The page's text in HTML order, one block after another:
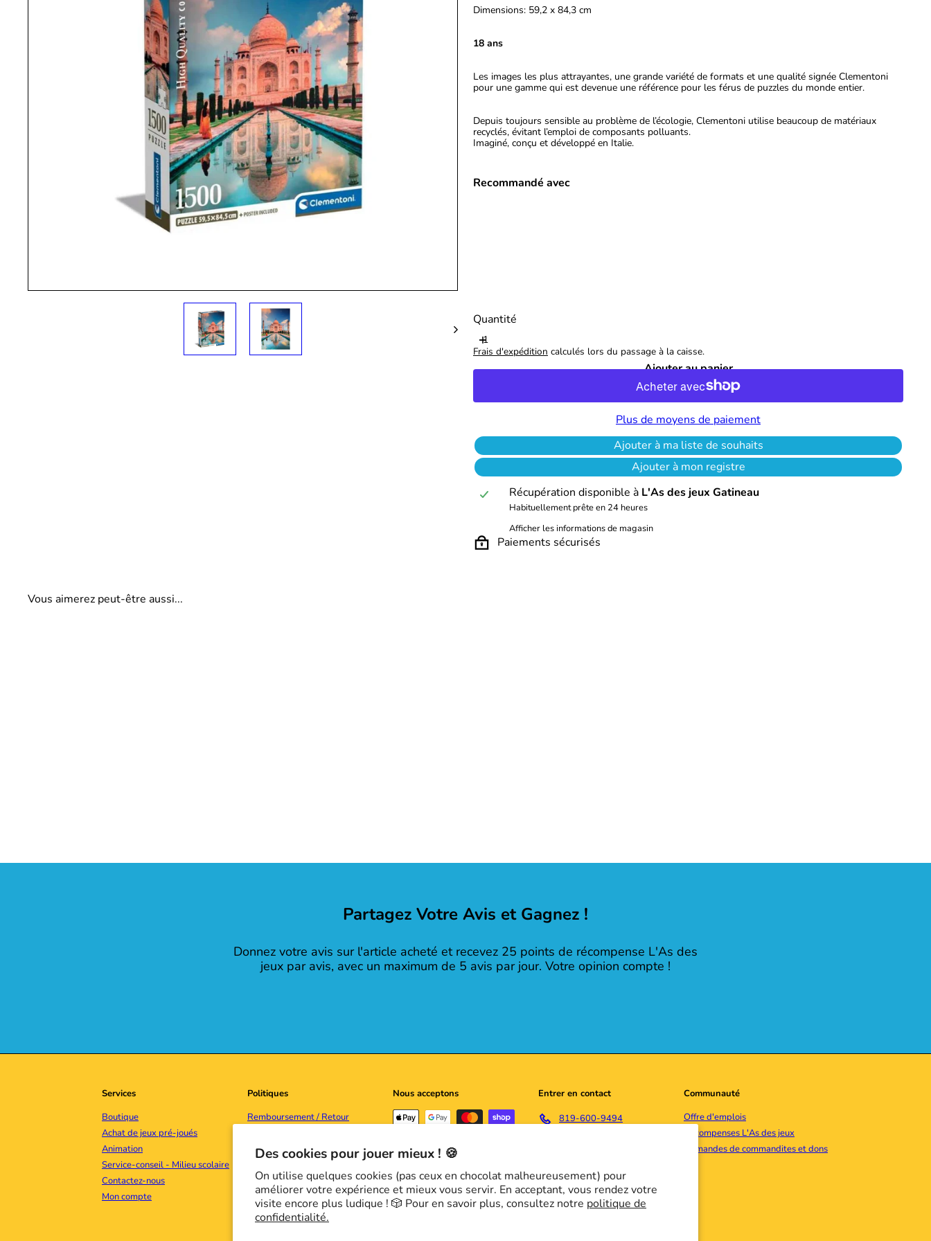
Des cookies pour jouer mieux ! 🍪
On utilise quelques cookies (pas ceux en chocolat malheureusement) pour
améliorer votre expérience et mieux vous servir. En acceptant, vous rendez votre
visite encore plus ludique ! 🎲 Pour en savoir plus, consultez notre politique de
confidentialité.
Dimensions: 59,2 x 84,3 cm
18 ans
Les images les plus attrayantes, une grande variété de formats et une qualité signée Clementoni
pour une gamme qui est devenue une référence pour les férus de puzzles du monde entier.
Depuis toujours sensible au problème de l’écologie, Clementoni utilise beaucoup de matériaux
recyclés, évitant l’emploi de composants polluants.
Imaginé, conçu et développé en Italie.
Recommandé avec
Quantité
Frais d'expédition calculés lors du passage à la caisse.
Ajouter au panier
Plus de moyens de paiement
Ajouter à ma liste de souhaits
Ajouter à mon registre
Récupération disponible à L'As des jeux Gatineau
Habituellement prête en 24 heures
Afficher les informations de magasin
Paiements sécurisés
Vous aimerez peut-être aussi...
Partagez Votre Avis et Gagnez !
Donnez votre avis sur l'article acheté et recevez 25 points de récompense L'As des
jeux par avis, avec un maximum de 5 avis par jour. Votre opinion compte !
Services
Boutique
Achat de jeux pré-joués
Animation
Service-conseil - Milieu scolaire
Contactez-nous
Mon compte
Politiques
Remboursement / Retour
Conditions d'utilisation
Politique d'expédition
Coordonnées
Nous acceptons
Langue
Français
Entrer en contact
819-600-9494
Facebook
Instagram
TikTokYouTube
Communauté
Offre d'emplois
Récompenses L'As des jeux
Demandes de commandites et dons